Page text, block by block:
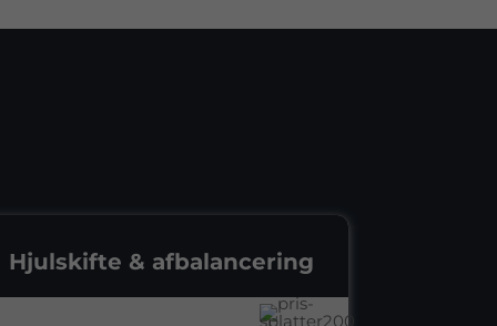
Hjulskifte & afbalancering